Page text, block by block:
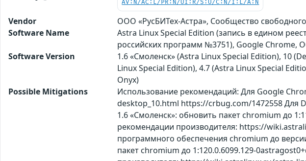
AV:N/AC:L/PR:N/UI:R/S:U/C:N/I:L/A:N
Vendor
ООО «РусБИТех-Астра», Сообщество
Software Name
Astra Linux Special Edition (запись в едином
российских программ №3751), Google Chrome,
Software Version
1.6 «Смоленск» (Astra Linux Special Edition), 10
Linux Special Edition), 4.7 (Astra Linux Special
Оnyx)
Possible Mitigations
Использование рекомендаций: Для Google
desktop_10.html https://crbug.com/1472558 Для
1.6 «Смоленск»: обновить пакет chromium до
рекомендации производителя: https://
программного обеспечения chromium до
пакет chromium до 1:120.0.6099.129-